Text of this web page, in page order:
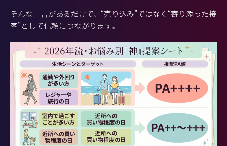
そんな一言があるだけで、“売り込み”ではなく“寄り添った接
客”として信頼につながります。